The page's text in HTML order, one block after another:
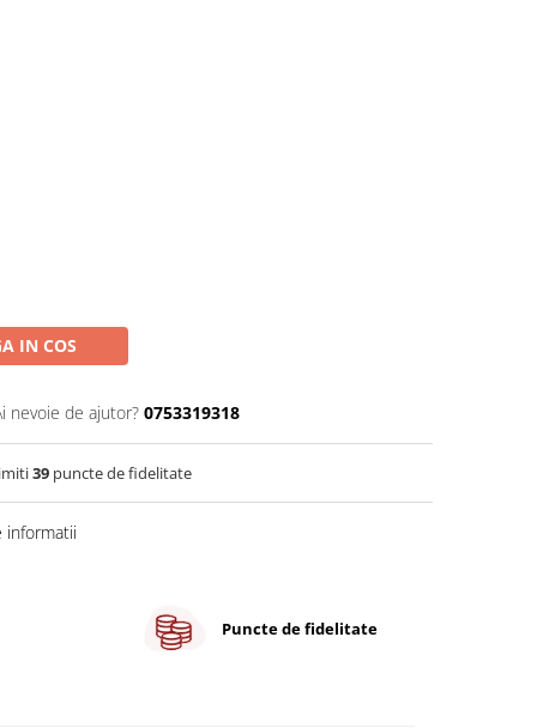
IN COS
nevoie de ajutor? 0753319318
39 puncte de fidelitate
informatii
Puncte de fidelitate